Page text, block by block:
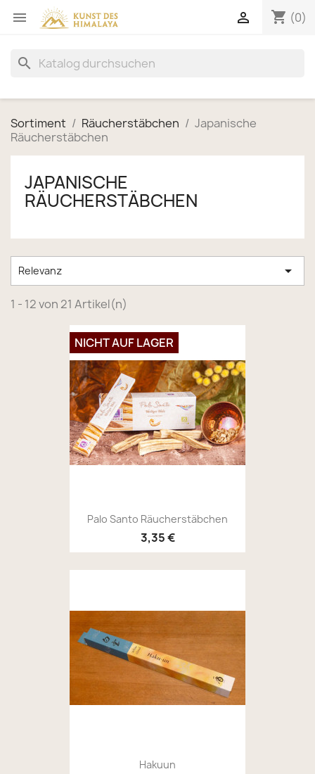
 shopping_cart (0)

search
Sortiment Räucherstäbchen
Japanische
Räucherstäbchen
JAPANISCHE
RÄUCHERSTÄBCHEN
Relevanz 
1 - 12 von 21 Artikel(n)
Palo Santo Räucherstäbchen
3,35 €
NICHT AUF LAGER
Hakuun